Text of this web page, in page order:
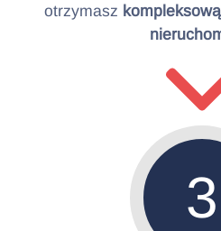
otrzymasz kompleksową
3